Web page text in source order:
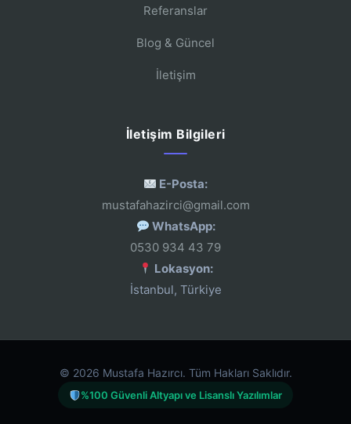
Referanslar
Blog & Güncel
İletişim
İletişim Bilgileri
E-Posta:
mustafahazirci@gmail.com
WhatsApp:
0530 934 43 79
Lokasyon:
İstanbul, Türkiye
© 2026 Mustafa Hazırcı. Tüm Hakları Saklıdır.
%100 Güvenli Altyapı ve Lisanslı Yazılımlar